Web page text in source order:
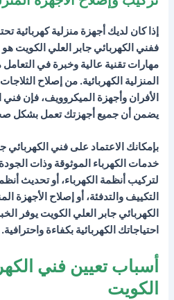
إذا كان لديك أجهزة منزلية كهربائية
ففني الكهربائي جابر العلي الكويت هو
مهارات تقنية عالية وخبرة في
المنزلية الكهربائية. من إصلاح
الأفران وأجهزة الميكروويف، فإن فني
يضمن أن جميع أجهزتك تعمل بشكل
بإمكانك الاعتماد على فني الكهربائي
خدمات الكهرباء الموثوقة وذات
لتركيب أنظمة الكهرباء، أو تحديث
التكييف والتدفئة، أو إصلاح الأجهزة
الكهربائي جابر العلي الكويت يوفر
احتياجاتك الكهربائية بكفاءة واحترافية.
أسباب تعيين فني
الكويت